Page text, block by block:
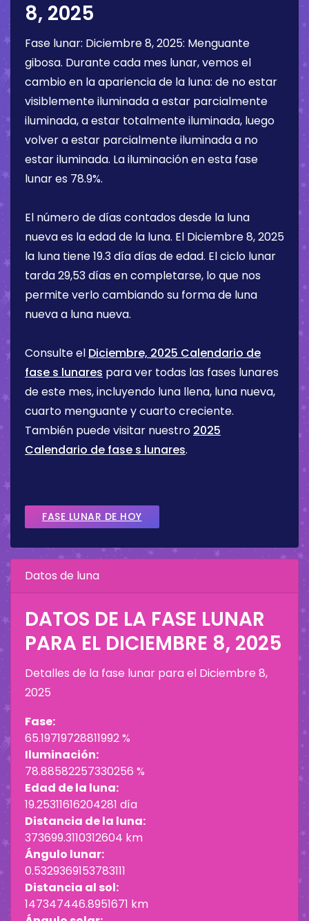
8, 2025
Fase lunar: Diciembre 8, 2025: Menguante
gibosa. Durante cada mes lunar, vemos el
cambio en la apariencia de la luna: de no estar
visiblemente iluminada a estar parcialmente
iluminada, a estar totalmente iluminada, luego
volver a estar parcialmente iluminada a no
estar iluminada. La iluminación en esta fase
lunar es 78.9%.
El número de días contados desde la luna
nueva es la edad de la luna. El Diciembre 8, 2025
la luna tiene19.3 díadías de edad. El ciclo lunar
tarda 29,53 días en completarse, lo que nos
permite verlo cambiando su forma de luna
nueva a luna nueva.
Consulte el Diciembre, 2025 Calendario de
fase s lunares para ver todas las fases lunares
de este mes, incluyendo luna llena, luna nueva,
cuarto menguante y cuarto creciente.
También puede visitar nuestro 2025
Calendario de fase s lunares.
FASE LUNAR DE HOY
Datos de luna
DATOS DE LA FASE LUNAR
PARA EL DICIEMBRE 8, 2025
Detalles de la fase lunar para el Diciembre 8,
2025
Fase:
65.19719728811992 %
Iluminación:
78.88582257330256 %
Edad de la luna:
19.25311616204281 día
Distancia de la luna:
373699.3110312604 km
Ángulo lunar:
0.5329369153783111
Distancia al sol:
147347446.8951671 km